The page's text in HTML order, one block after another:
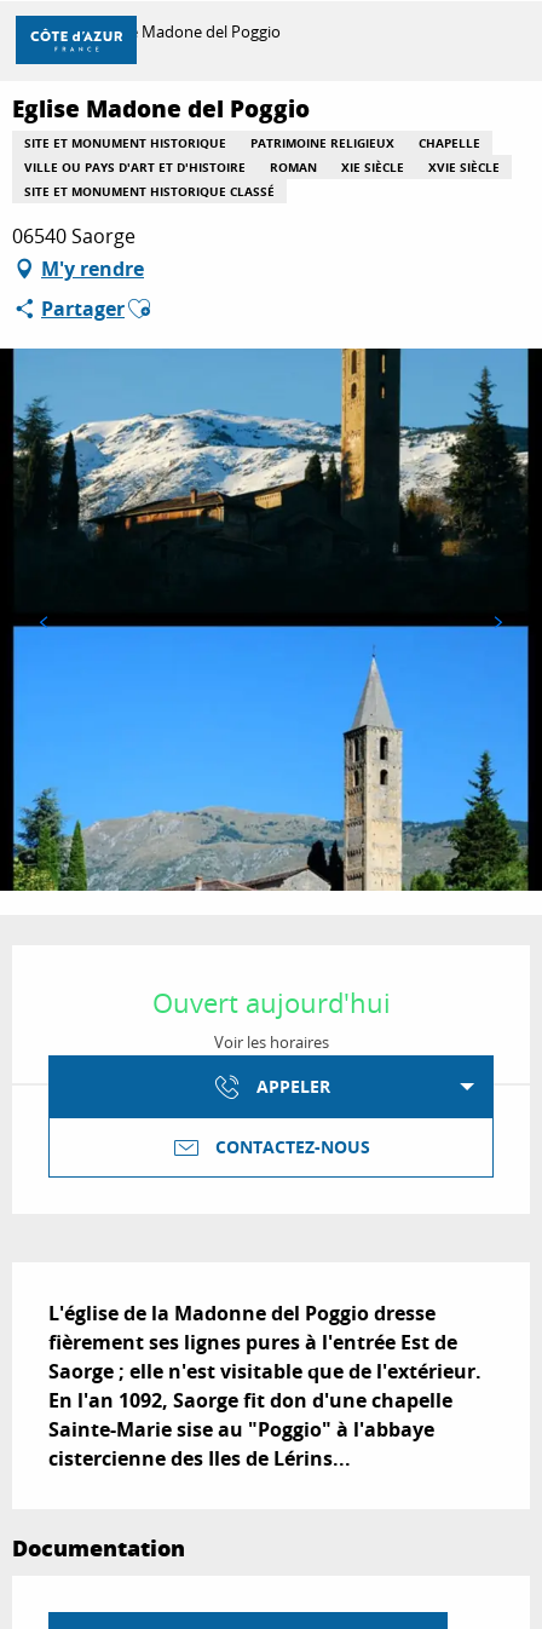
Aller
contenu
principal
DÉCOUVRIR
À FAIRE
SÉJOURNER
Accueil Eglise Madone del Poggio
Eglise Madone del Poggio
SITE ET MONUMENT HISTORIQUE PATRIMOINE RELIGIEUX
CHAPELLE
VILLE OU PAYS D'ART ET D'HISTOIRE
ROMAN XIE SIÈCLE
XVIE SIÈCLE
SITE ET MONUMENT HISTORIQUE CLASSÉ
06540 Saorge
M'y rendre
PartagerAjouter aux favoris
Ouvert aujourd'hui
Voir les horaires
APPELER
CONTACTEZ-NOUS
L'église de la Madonne del Poggio dresse
fièrement ses lignes pures à l'entrée Est de
Saorge ; elle n'est visitable que de l'extérieur.
En l'an 1092, Saorge fit don d'une chapelle
Sainte-Marie sise au "Poggio" à l'abbaye
cistercienne des Iles de Lérins...
Documentation